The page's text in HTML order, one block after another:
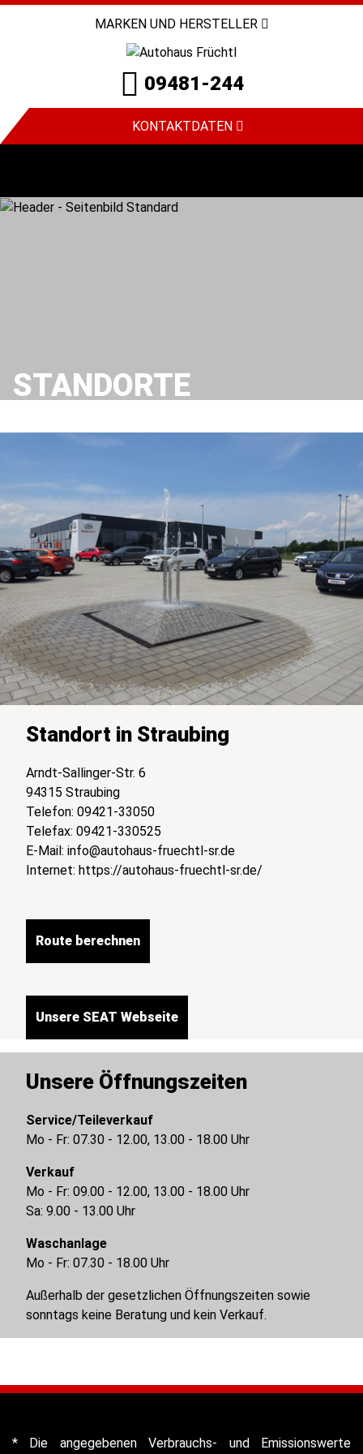
MARKEN UND HERSTELLER
09481-244
KONTAKTDATEN
STANDORTE
Standort in Straubing
Arndt-Sallinger-Str. 6
94315 Straubing
Telefon: 09421-33050
Telefax: 09421-330525
E-Mail: info@autohaus-fruechtl-sr.de
Internet: https://autohaus-fruechtl-sr.de/
Route berechnen
Unsere SEAT Webseite
Unsere Öffnungszeiten
Service/Teileverkauf
Mo - Fr: 07.30 - 12.00, 13.00 - 18.00 Uhr
Verkauf
Mo - Fr: 09.00 - 12.00, 13.00 - 18.00 Uhr
Sa: 9.00 - 13.00 Uhr
Waschanlage
Mo - Fr: 07.30 - 18.00 Uhr
Außerhalb der gesetzlichen Öffnungszeiten sowie
sonntags keine Beratung und kein Verkauf.
* Die angegebenen Verbrauchs- und Emissionswerte